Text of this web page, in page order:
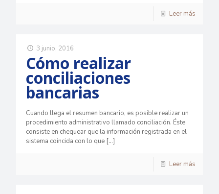
Leer más
3 junio, 2016
Cómo realizar
conciliaciones
bancarias
Cuando llega el resumen bancario, es posible realizar un
procedimiento administrativo llamado conciliación. Éste
consiste en chequear que la información registrada en el
sistema coincida con lo que […]
Leer más